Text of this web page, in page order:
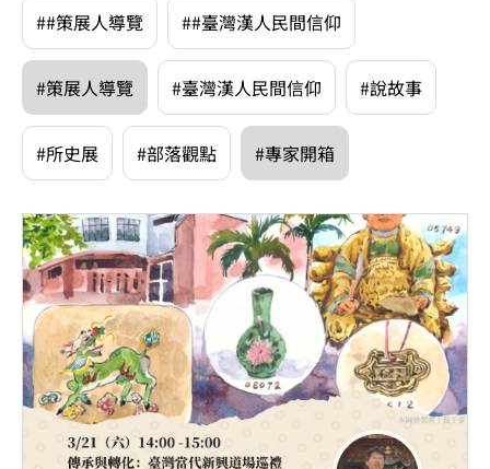
##策展人導覽 ##臺灣漢人民間信仰
#策展人導覽 #臺灣漢人民間信仰 #說故事
#所史展 #部落觀點 #專家開箱